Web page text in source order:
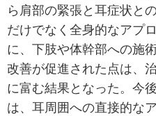
ら肩部の緊張と耳症状と
だけでなく全身的なアプ
に、下肢や体幹部への施
改善が促進された点は、
に富む結果となった。今
は、耳周囲への直接的な